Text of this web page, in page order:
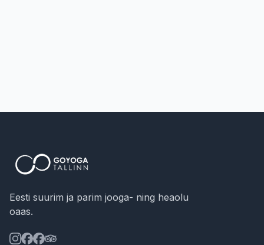
Eesti suurim ja parim jooga- ning heaolu
oaas.